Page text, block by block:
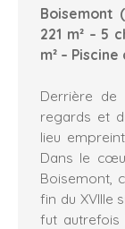
Boisemont
221 m² – 5
m² –
Derrière de
regards et
lieu
Dans le
Boisemont,
fin du XVIIIe
fut autrefois